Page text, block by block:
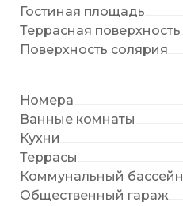
Гостиная площадь
Террасная поверхность
Поверхность солярия
Номера
Ванные комнаты
Кухни
Террасы
Коммунальный бассейн
Общественный гараж